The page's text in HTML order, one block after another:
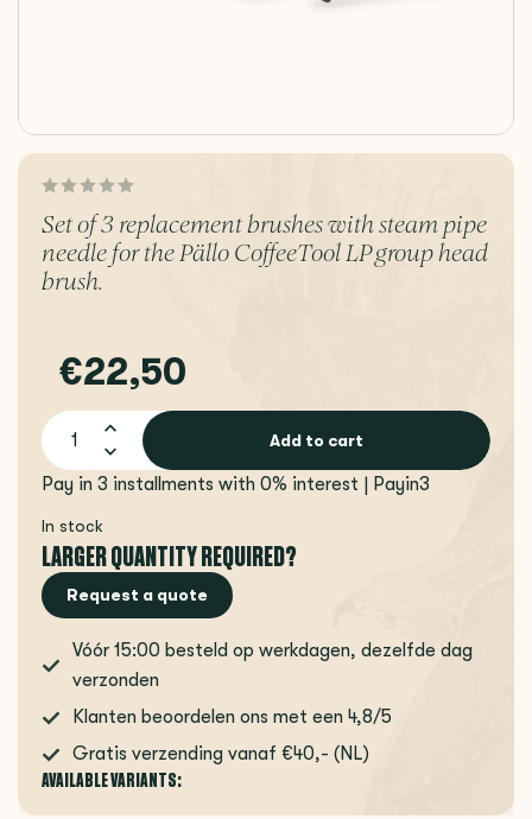
Set of 3 replacement brushes with steam pipe
needle for the Pällo CoffeeTool LP group head
brush.
€22,50
Add to cart
Pay in 3 installments with 0% interest | Payin3
In stock
LARGER QUANTITY REQUIRED?
Request a quote
Vóór 15:00 besteld op werkdagen, dezelfde dag
verzonden
Klanten beoordelen ons met een 4,8/5
Gratis verzending vanaf €40,- (NL)
AVAILABLE VARIANTS: